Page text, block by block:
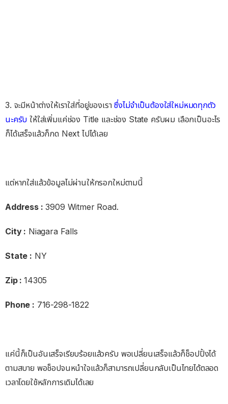
3. จะมีหน้าต่างให้เราใส่ที่อยู่ของเราซึ่งไม่จำเป็นต้องใส่ใหม่หมดทุกตัว
นะครับ ให้ใส่เพิ่มแค่ช่อง Title และช่อง State ครับผม เลือกเป็นอะไร
ก็ได้เสร็จแล้วก็กด Next ไปได้เลย
แต่หากใส่แล้วข้อมูลไม่ผ่านให้กรอกใหม่ตามนี้
Address : 3909 Witmer Road.
City : Niagara Falls
State : NY
Zip :14305
Phone : 716-298-1822
แค่นี้ก็เป็นอันเสร็จเรียบร้อยแล้วครับ พอเปลี่ยนเสร็จแล้วก็ช็อปปิ้งได้
ตามสบาย พอช็อปจนหนำใจแล้วก็สามารถเปลี่ยนกลับเป็นไทยได้ตลอด
เวลาโดยใช้หลักการเดิมได้เลย